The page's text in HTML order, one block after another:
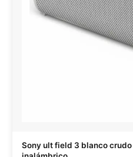
Sony ult field 3 blanco